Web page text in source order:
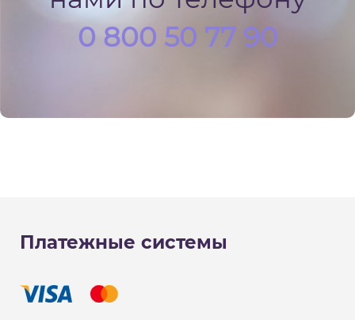
0 800 50 77 90
Платежные системы